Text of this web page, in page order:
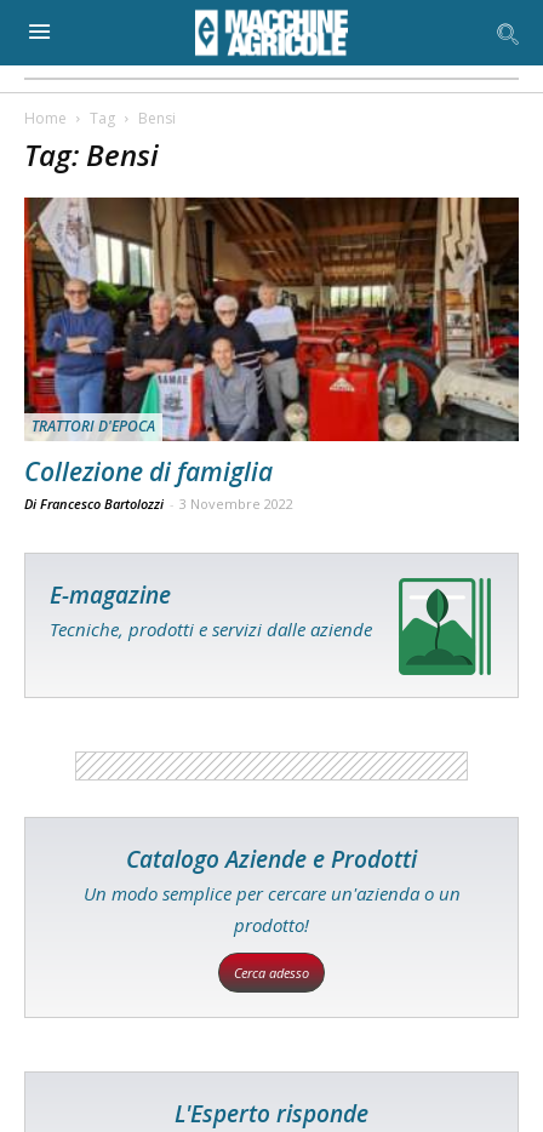
Home Tag Bensi
Tag: Bensi
TRATTORI D'EPOCA
Collezione di famiglia
Di Francesco Bartolozzi - 3 Novembre 2022
E-magazine
Tecniche, prodotti e servizi dalle aziende
Catalogo Aziende e Prodotti
Un modo semplice per cercare un'azienda o un
prodotto!
Cerca adesso
L'Esperto risponde